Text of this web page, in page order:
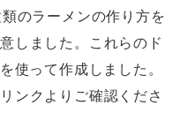
のラーメンの作り方を
しました。これらのド
使って作成しました。
ンクよりご確認くださ